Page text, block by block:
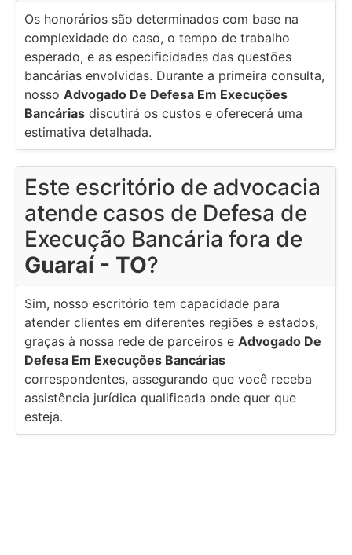
Os honorários são determinados com base na
complexidade do caso, o tempo de trabalho
esperado, e as especificidades das questões
bancárias envolvidas. Durante a primeira consulta,
nosso Advogado De Defesa Em Execuções
Bancárias discutirá os custos e oferecerá uma
estimativa detalhada.
Este escritório de advocacia
atende casos de Defesa de
Execução Bancária fora de
Guaraí - TO?
Sim, nosso escritório tem capacidade para
atender clientes em diferentes regiões e estados,
graças à nossa rede de parceiros e Advogado De
Defesa Em Execuções Bancárias
correspondentes, assegurando que você receba
assistência jurídica qualificada onde quer que
esteja.